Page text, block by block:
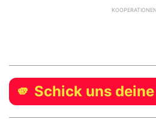
KOOPERATIONEN
🫵 Schick uns